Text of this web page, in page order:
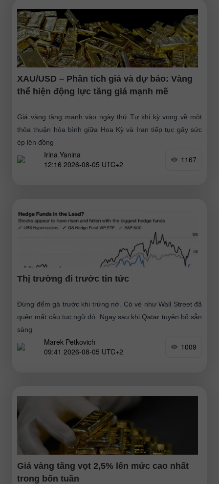
XAU/USD – Phân tích giá và dự báo: Vàng
thể hiện động lực tăng giá mạnh mẽ
Giá vàng tăng mạnh vào ngày thứ Tư khi kỳ vọng về một
thỏa thuận hòa bình giữa Hoa Kỳ và Iran tiếp tục gây sức
ép lên đồng
Irina Yanina
12:16 2026-08-05 UTC+2
1167
Thị trường đi trước tin tức
Đừng đếm gà trước khi trứng nở. Có vẻ như Wall Street đã
quên mất câu tục ngữ đó. Ngay sau khi Qatar tuyên bố sẵn
sàng
Marek Petkovich
09:41 2026-08-05 UTC+2
1009
Giá vàng tăng vọt 2,5% lên mức cao nhất
trong bốn tuần